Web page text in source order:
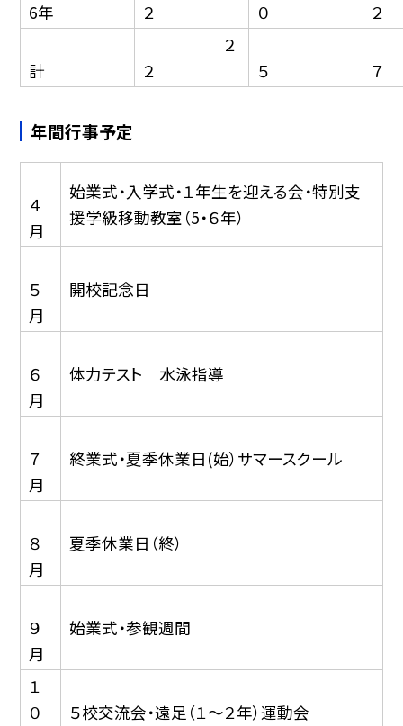
6年 ２ ０ ２
計
２
２
５
７
年間行事予定
４
月
始業式・入学式・１年生を迎える会・特別支
援学級移動教室（5・６年）
５
月
開校記念日
６
月
体力テスト 水泳指導
７
月
終業式・夏季休業日(始）サマースクール
８
月
夏季休業日（終）
９
月
始業式・参観週間
１
０
５校交流会・遠足（１〜２年）運動会